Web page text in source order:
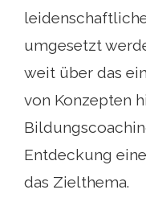
umgesetzt
weit über das
von Konzepten
Entdeckung
das Zielthema.